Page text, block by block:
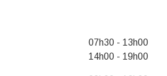
07h30 - 13h00
14h00 - 19h00